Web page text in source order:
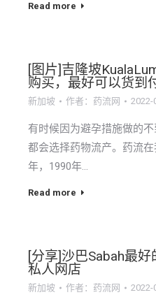
Read more
[图片]吉隆坡
购买，最好可以货到
新加坡 作者： 药流网 2022-
有时候因为避孕措施做的
都会选择药物流产。药流
年，1990年…
Read more
[分享]沙巴Sabah最好
私人网店
新加坡 作者： 药流网 2022-